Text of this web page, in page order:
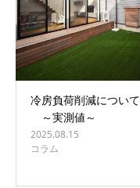
冷房負荷削減につい
～実測値～
2025.08.15
コラム